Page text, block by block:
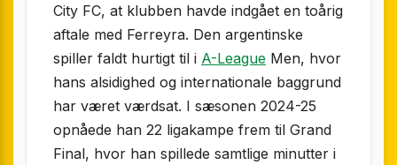
City FC, at klubben havde indgået en toårig
aftale med Ferreyra. Den argentinske
spiller faldt hurtigt til i A-League Men, hvor
hans alsidighed og internationale baggrund
har været værdsat. I sæsonen 2024-25
opnåede han 22 ligakampe frem til Grand
Final, hvor han spillede samtlige minutter i